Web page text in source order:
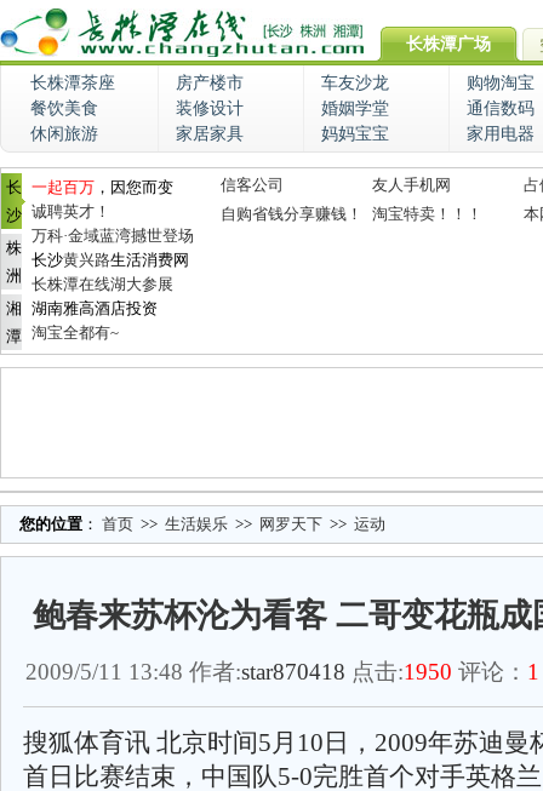
长株潭广场
长株潭茶座 房产楼市 车友沙龙
购物淘宝
餐饮美食
装修设计 婚姻学堂
通信数码
休闲旅游
家居家具 妈妈宝宝 家用电器
长
沙
株
洲
湘
潭
一起百万 ，因您而变
诚聘英才！
万科·金域蓝湾撼世登场
长沙黄兴路生活消费网
长株潭在线湖大参展
湖南雅高酒店投资
淘宝全都有~
信客公司 友人手机网
占
自购省钱分享赚钱！
淘宝特卖！！！ 本
您的位置 ： 首页 >> 生活娱乐 >> 网罗天下 >> 运动
鲍春来苏杯沦为看客 二哥变花瓶成
2009/5/11 13:48 作者:star870418 点击:1950 评论： 1
搜狐体育讯 北京时间5月10日，2009年苏迪曼
首日比赛结束，中国队5-0完胜首个对手英格